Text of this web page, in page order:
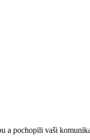
a pochopili vaši